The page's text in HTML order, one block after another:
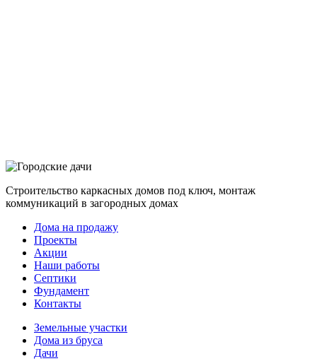
Строительство каркасных домов под ключ, монтаж
коммуникаций в загородных домах
Дома на продажу
Проекты
Акции
Наши работы
Септики
Фундамент
Контакты
Земельные участки
Дома из бруса
Дачи